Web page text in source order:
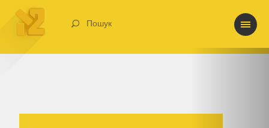
Пошук